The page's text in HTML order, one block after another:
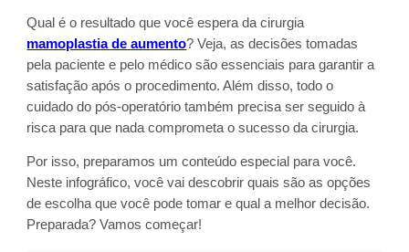
Qual é o resultado que você espera da cirurgia
mamoplastia de aumento? Veja, as decisões tomadas
pela paciente e pelo médico são essenciais para garantir a
satisfação após o procedimento. Além disso, todo o
cuidado do pós-operatório também precisa ser seguido à
risca para que nada comprometa o sucesso da cirurgia.
Por isso, preparamos um conteúdo especial para você.
Neste infográfico, você vai descobrir quais são as opções
de escolha que você pode tomar e qual a melhor decisão.
Preparada? Vamos começar!